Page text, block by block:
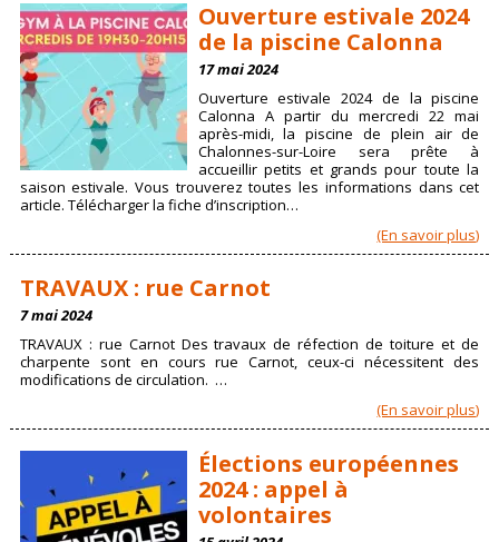
Ouverture estivale 2024
de la piscine Calonna
17 mai 2024
Ouverture estivale 2024 de la piscine
Calonna A partir du mercredi 22 mai
après-midi, la piscine de plein air de
Chalonnes-sur-Loire sera prête à
accueillir petits et grands pour toute la
saison estivale. Vous trouverez toutes les informations dans cet
article. Télécharger la fiche d’inscription…
(En savoir plus)
TRAVAUX : rue Carnot
7 mai 2024
TRAVAUX : rue Carnot Des travaux de réfection de toiture et de
charpente sont en cours rue Carnot, ceux-ci nécessitent des
modifications de circulation. …
(En savoir plus)
Élections européennes
2024 : appel à
volontaires